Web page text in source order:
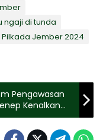
ngaji di tunda
Pilkada Jember 2024
Pengawasan
Kenalkan